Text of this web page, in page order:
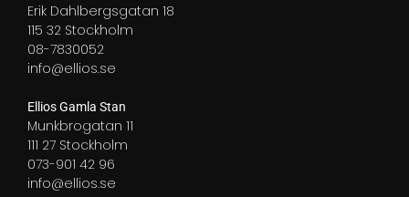
Erik Dahlbergsgatan 18
115 32 Stockholm
08-7830052
info@ellios.se
Ellios Gamla Stan
Munkbrogatan 11
111 27 Stockholm
073-901 42 96
info@ellios.se